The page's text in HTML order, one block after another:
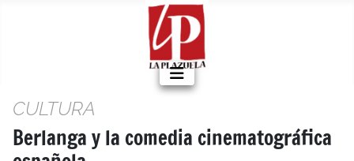
CULTURA
Berlanga y la comedia cinematográfica